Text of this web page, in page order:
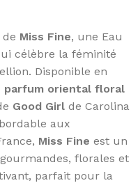
Miss Fine, une Eau
célèbre la féminité
Disponible en
parfum oriental floral
Good Girl de Carolina
aux
Miss Fine est un
florales et
parfait pour la